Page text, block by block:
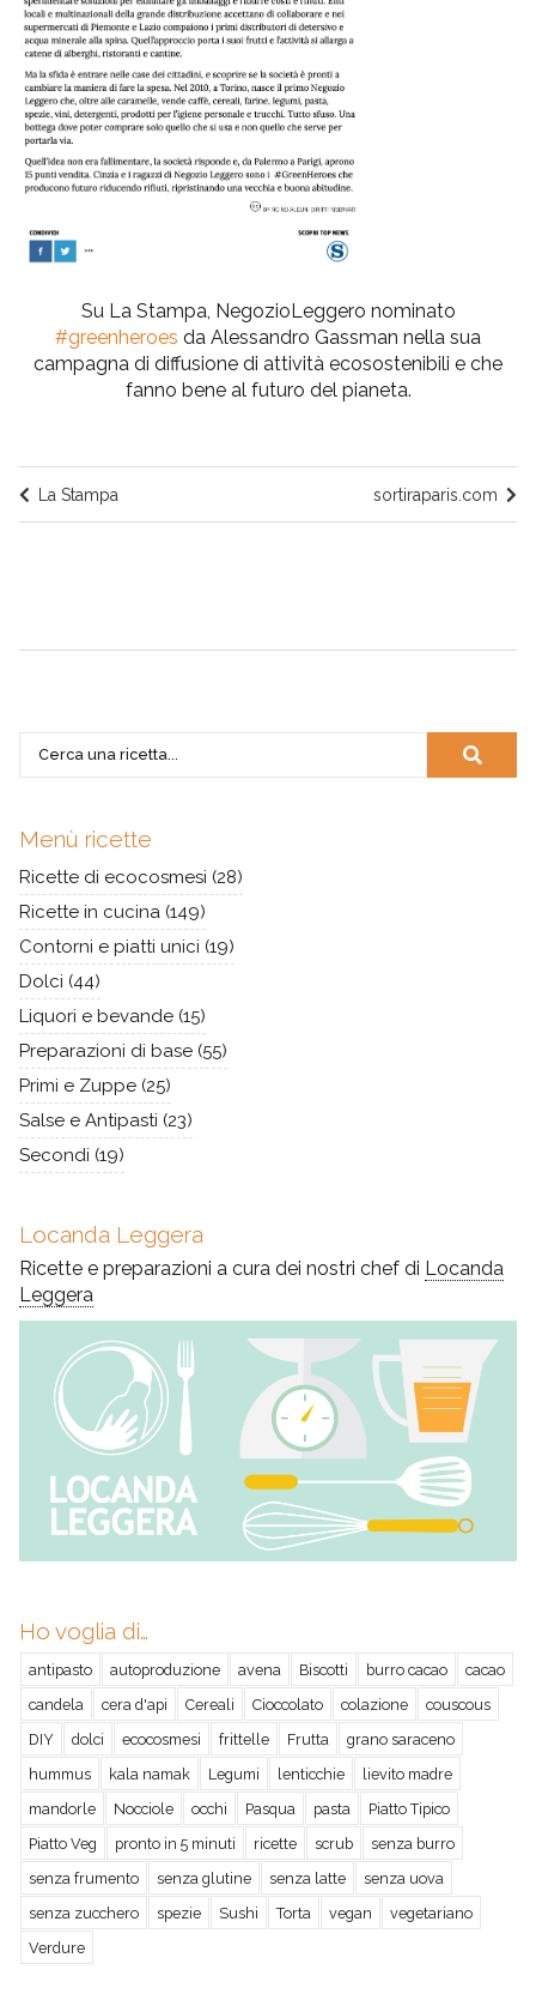
Su La Stampa, NegozioLeggero nominato
#greenheroes da Alessandro Gassman nella sua
campagna di diffusione di attività ecosostenibili e che
fanno bene al futuro del pianeta.
La Stampa sortiraparis.com
Menù ricette
Ricette di ecocosmesi (28)
Ricette in cucina (149)
Contorni e piatti unici (19)
Dolci (44)
Liquori e bevande (15)
Preparazioni di base (55)
Primi e Zuppe (25)
Salse e Antipasti (23)
Secondi (19)
Locanda Leggera
Ricette e preparazioni a cura dei nostri chef di Locanda
Leggera
Ho voglia di…
antipasto autoproduzione avena Biscotti burro cacao
cacao
candela
cera d'api Cereali Cioccolato colazione
couscous
DIY
dolci ecocosmesi frittelle Frutta
grano saraceno
hummus
kala namak Legumi lenticchie
lievito madre
mandorle
Nocciole occhi Pasqua pasta
Piatto Tipico
Piatto Veg
pronto in 5 minuti ricette scrub
senza burro
senza frumento
senza glutine senza latte
senza uova
senza zucchero
spezie Sushi Torta vegan
vegetariano
Verdure